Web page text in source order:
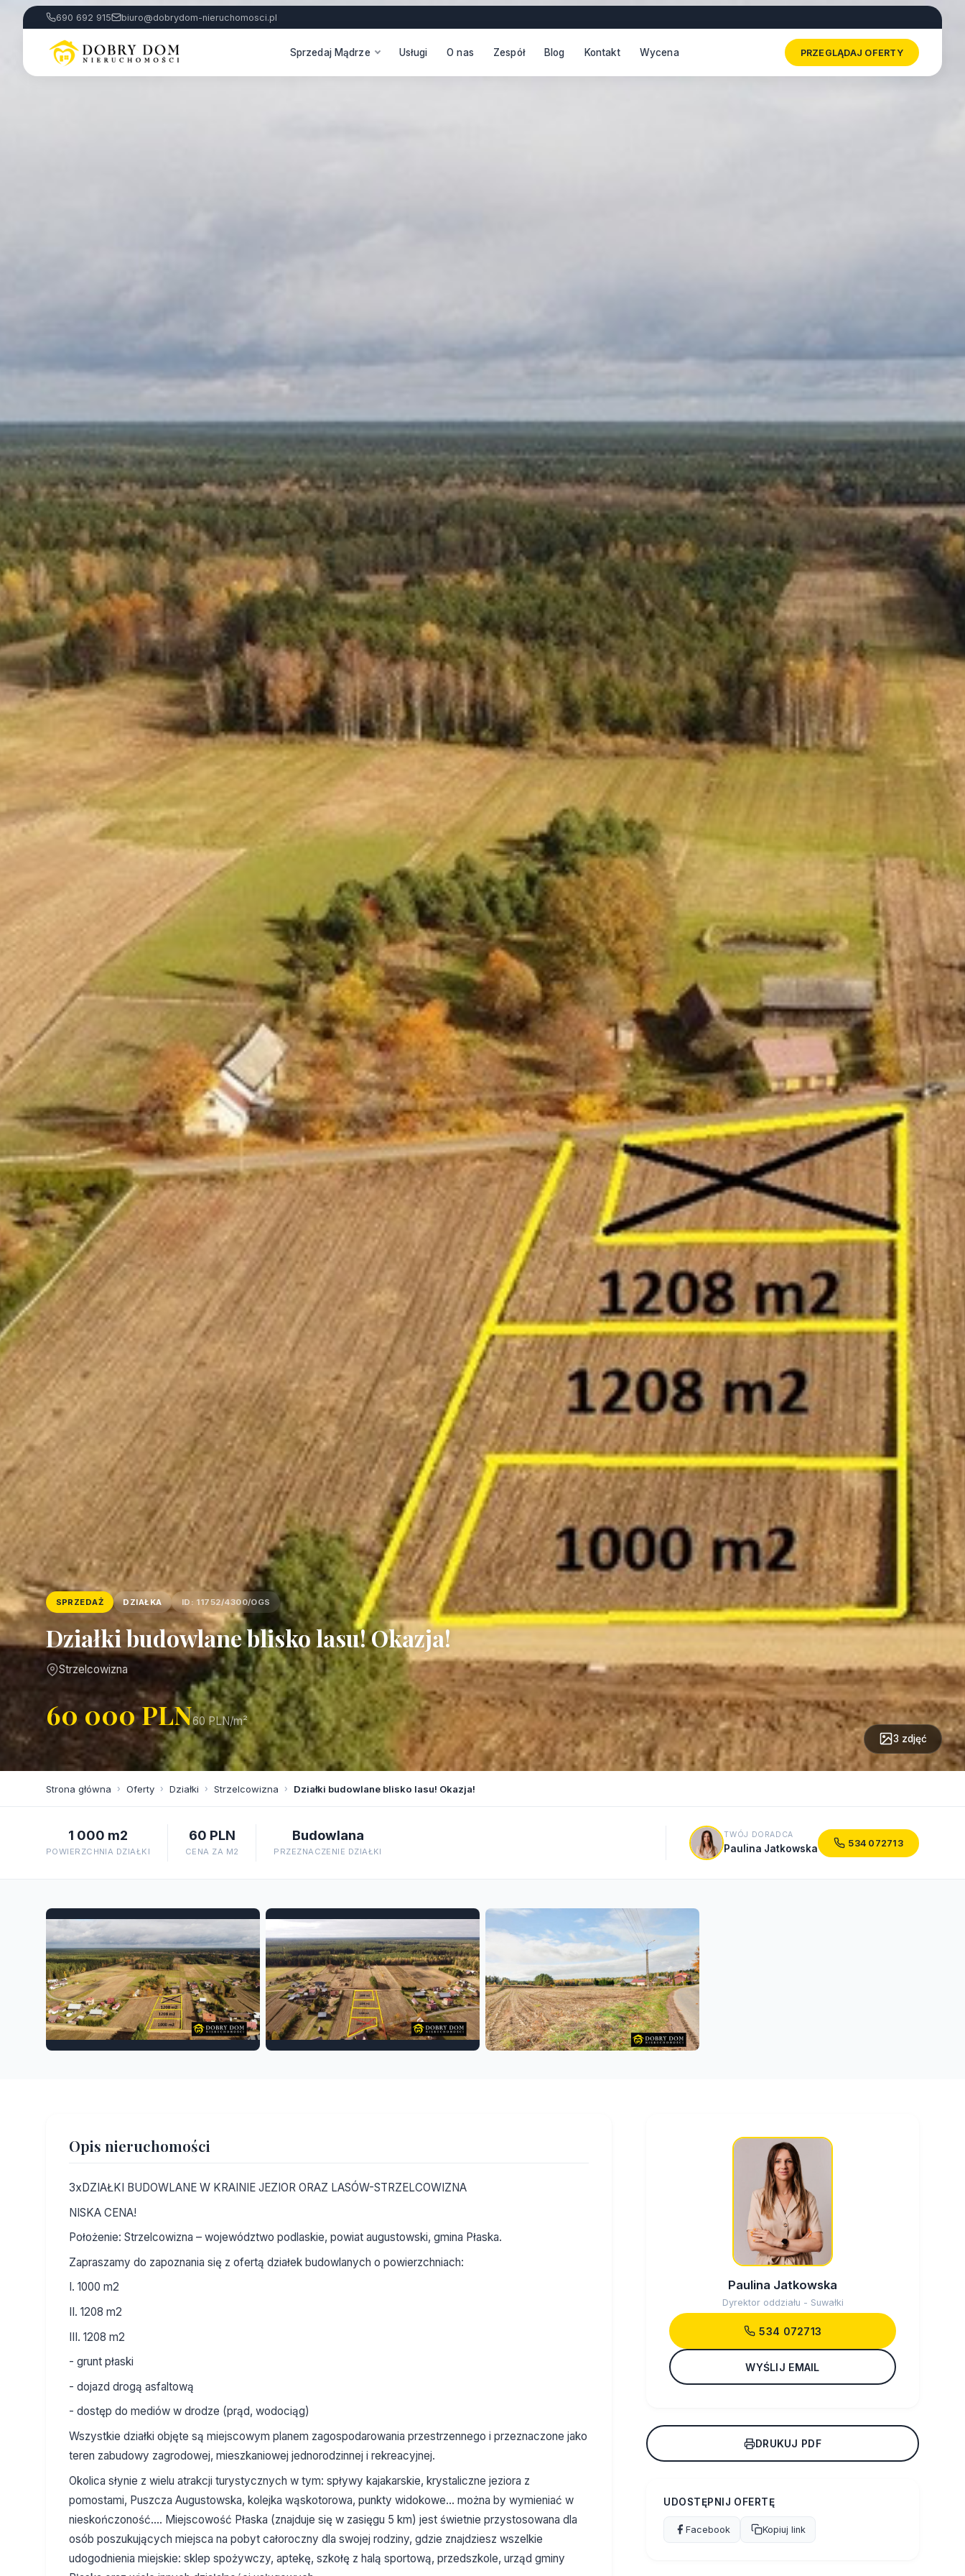
690 692 915 biuro@dobrydom-nieruchomosci.pl
Sprzedaj Mądrze Usługi O nas Zespół Blog Kontakt Wycena PRZEGLĄDAJ OFERTY
SPRZEDAŻ DZIAŁKA ID: 11752/4300/OGS
Działki budowlane blisko lasu! Okazja!
Strzelcowizna
60 000 PLN60 PLN/m²
3 zdjęć
Strona główna › Oferty › Działki › Strzelcowizna › Działki budowlane blisko lasu! Okazja!
1 000 m2
POWIERZCHNIA DZIAŁKI
60 PLN
CENA ZA M2
Budowlana
PRZEZNACZENIE DZIAŁKI
TWÓJ DORADCA
Paulina Jatkowska 534 072713
Opis nieruchomości
3xDZIAŁKI BUDOWLANE W KRAINIE JEZIOR ORAZ LASÓW-STRZELCOWIZNA
NISKA CENA!
Położenie: Strzelcowizna – województwo podlaskie, powiat augustowski, gmina Płaska.
Zapraszamy do zapoznania się z ofertą działek budowlanych o powierzchniach:
I. 1000 m2
II. 1208 m2
III. 1208 m2
- grunt płaski
- dojazd drogą asfaltową
- dostęp do mediów w drodze (prąd, wodociąg)
Wszystkie działki objęte są miejscowym planem zagospodarowania przestrzennego i przeznaczone jako
teren zabudowy zagrodowej, mieszkaniowej jednorodzinnej i rekreacyjnej.
Okolica słynie z wielu atrakcji turystycznych w tym: spływy kajakarskie, krystaliczne jeziora z
pomostami, Puszcza Augustowska, kolejka wąskotorowa, punkty widokowe... można by wymieniać w
nieskończoność.... Miejscowość Płaska (znajduje się w zasięgu 5 km) jest świetnie przystosowana dla
osób poszukujących miejsca na pobyt całoroczny dla swojej rodziny, gdzie znajdziesz wszelkie
udogodnienia miejskie: sklep spożywczy, aptekę, szkołę z halą sportową, przedszkole, urząd gminy
Paulina Jatkowska
Dyrektor oddziału - Suwałki
534 072713
WYŚLIJ EMAIL
DRUKUJ PDF
UDOSTĘPNIJ OFERTĘ
Facebook Kopiuj link